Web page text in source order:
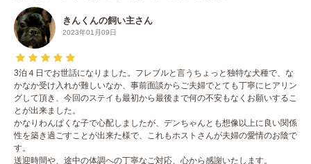
きんくんの飼い主さん
2023年01月09日
3泊４日でお世話になりました。フレブルと言うちょっと独特な犬種で、な
かなか受け入れが難しいなか、事前面談からご夫婦でとても丁寧にヒアリン
グして頂き、今回のステイも最初から最後まで何の不安もなくお願いするこ
とが出来ました。
かなりわんぱくな子で心配しましたが、デンちゃんとも想像以上に良い関係
性を築き過ごすことが出来た様で、これもホストさんが夫婦の愛情のお陰で
す。
送迎時間や、途中の体調への丁寧なご対応、心から感謝いたします。